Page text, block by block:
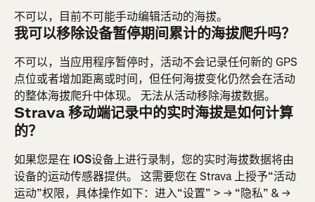
不可以，目前不可能手动编辑活动的海拔。
我可以移除设备暂停期间累计的海拔爬升吗？
不可以，当应用程序暂停时，活动不会记录任何新的 GPS
点位或者增加距离或时间，但任何海拔变化仍然会在活动
的整体海拔爬升中体现。 无法从活动移除海拔数据。
Strava 移动端记录中的实时海拔是如何计算
的？
如果您是在 iOS设备上进行录制，您的实时海拔数据将由
设备的运动传感器提供。 这需要您在 Strava 上授予“活动
运动”权限，具体操作如下：进入“设置” > → “隐私” & →